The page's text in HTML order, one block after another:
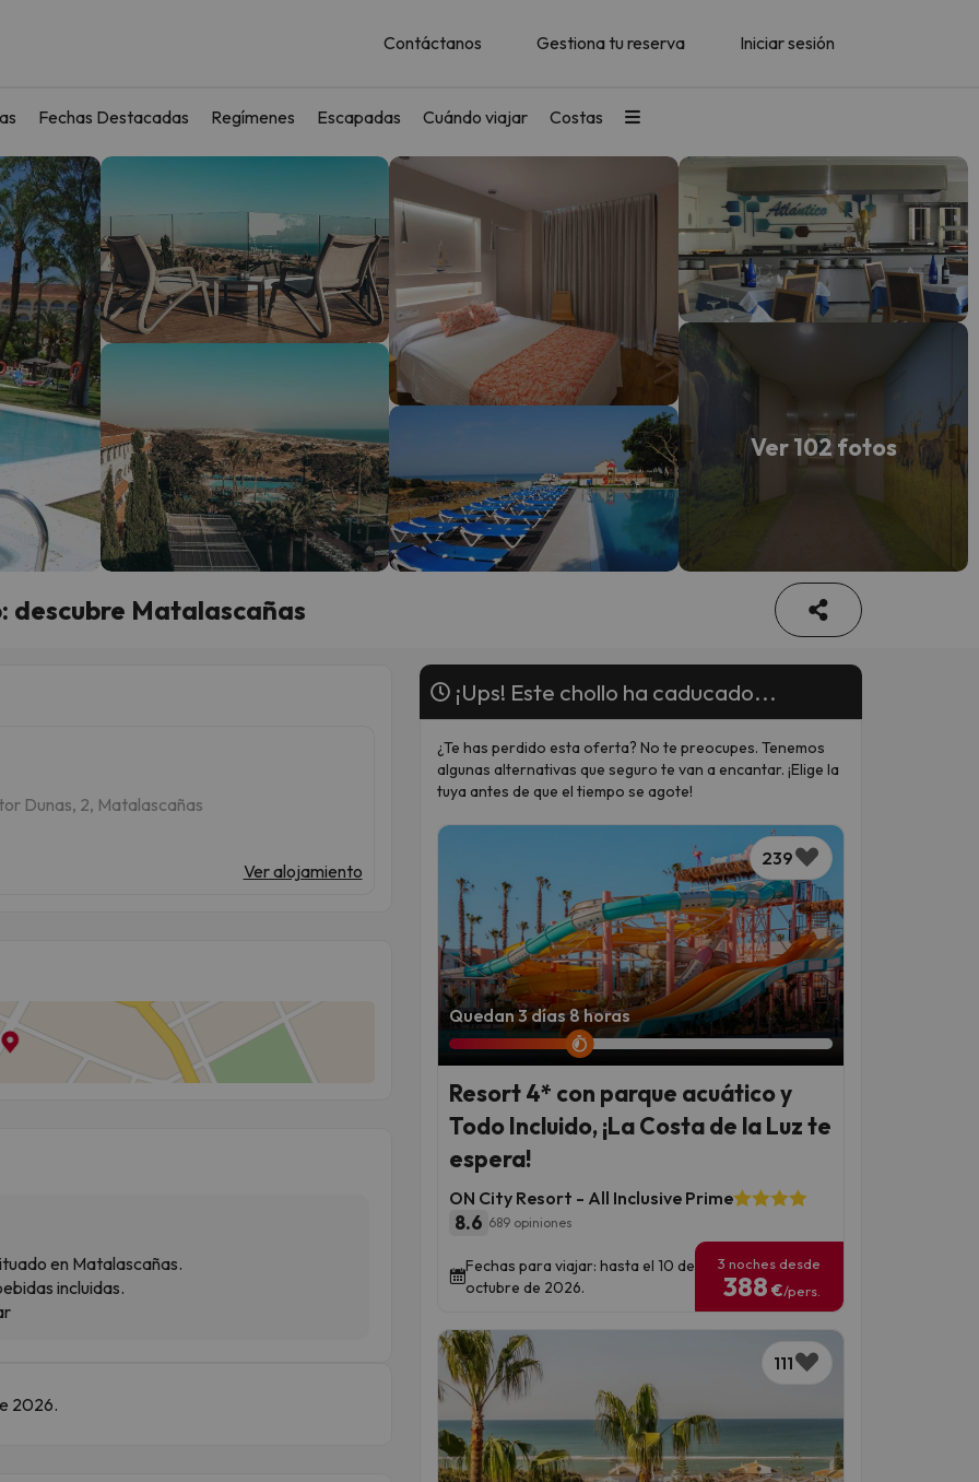
Contáctanos Gestiona tu reserva Iniciar sesión
Fechas Destacadas Regímenes Escapadas Cuándo viajar Costas
Ver 102 fotos
descubre Matalascañas
Dunas, 2, Matalascañas
Ver alojamiento
en Matalascañas.
incluidas.
2026.
¡Ups! Este chollo ha caducado...
¿Te has perdido esta oferta? No te preocupes. Tenemos
algunas alternativas que seguro te van a encantar. ¡Elige la
tuya antes de que el tiempo se agote!
239
Quedan 3 días 8 horas
Resort 4* con parque acuático y
Todo Incluido, ¡La Costa de la Luz te
espera!
ON City Resort - All Inclusive Prime
8.6 689 opiniones
Fechas para viajar: hasta el 10 de
octubre de 2026.
3 noches desde
388 €/pers.
111